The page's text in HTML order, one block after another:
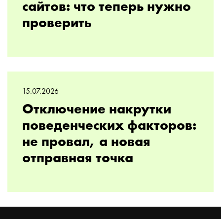
сайтов: что теперь нужно
проверить
15.07.2026
Отключение накрутки
поведенческих факторов:
не провал, а новая
отправная точка